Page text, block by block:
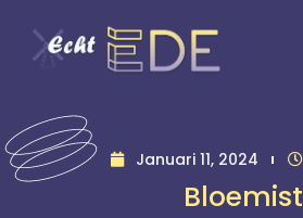
Januari 11, 2024
Bloemist